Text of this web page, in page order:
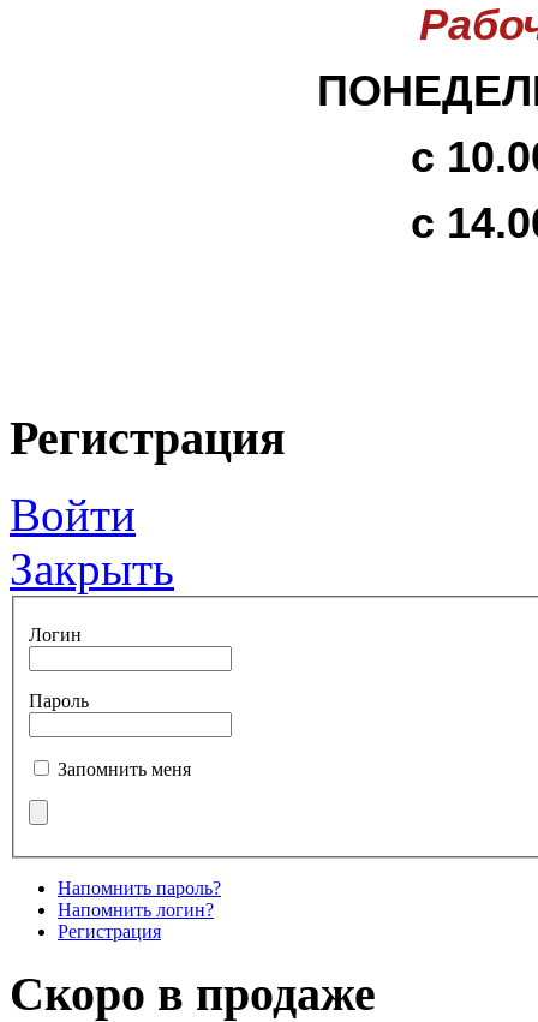
с
с
Регистрация
Войти
Закрыть
Логин
Пароль
Запомнить меня
Напомнить пароль?
Напомнить логин?
Регистрация
Скоро в продаже